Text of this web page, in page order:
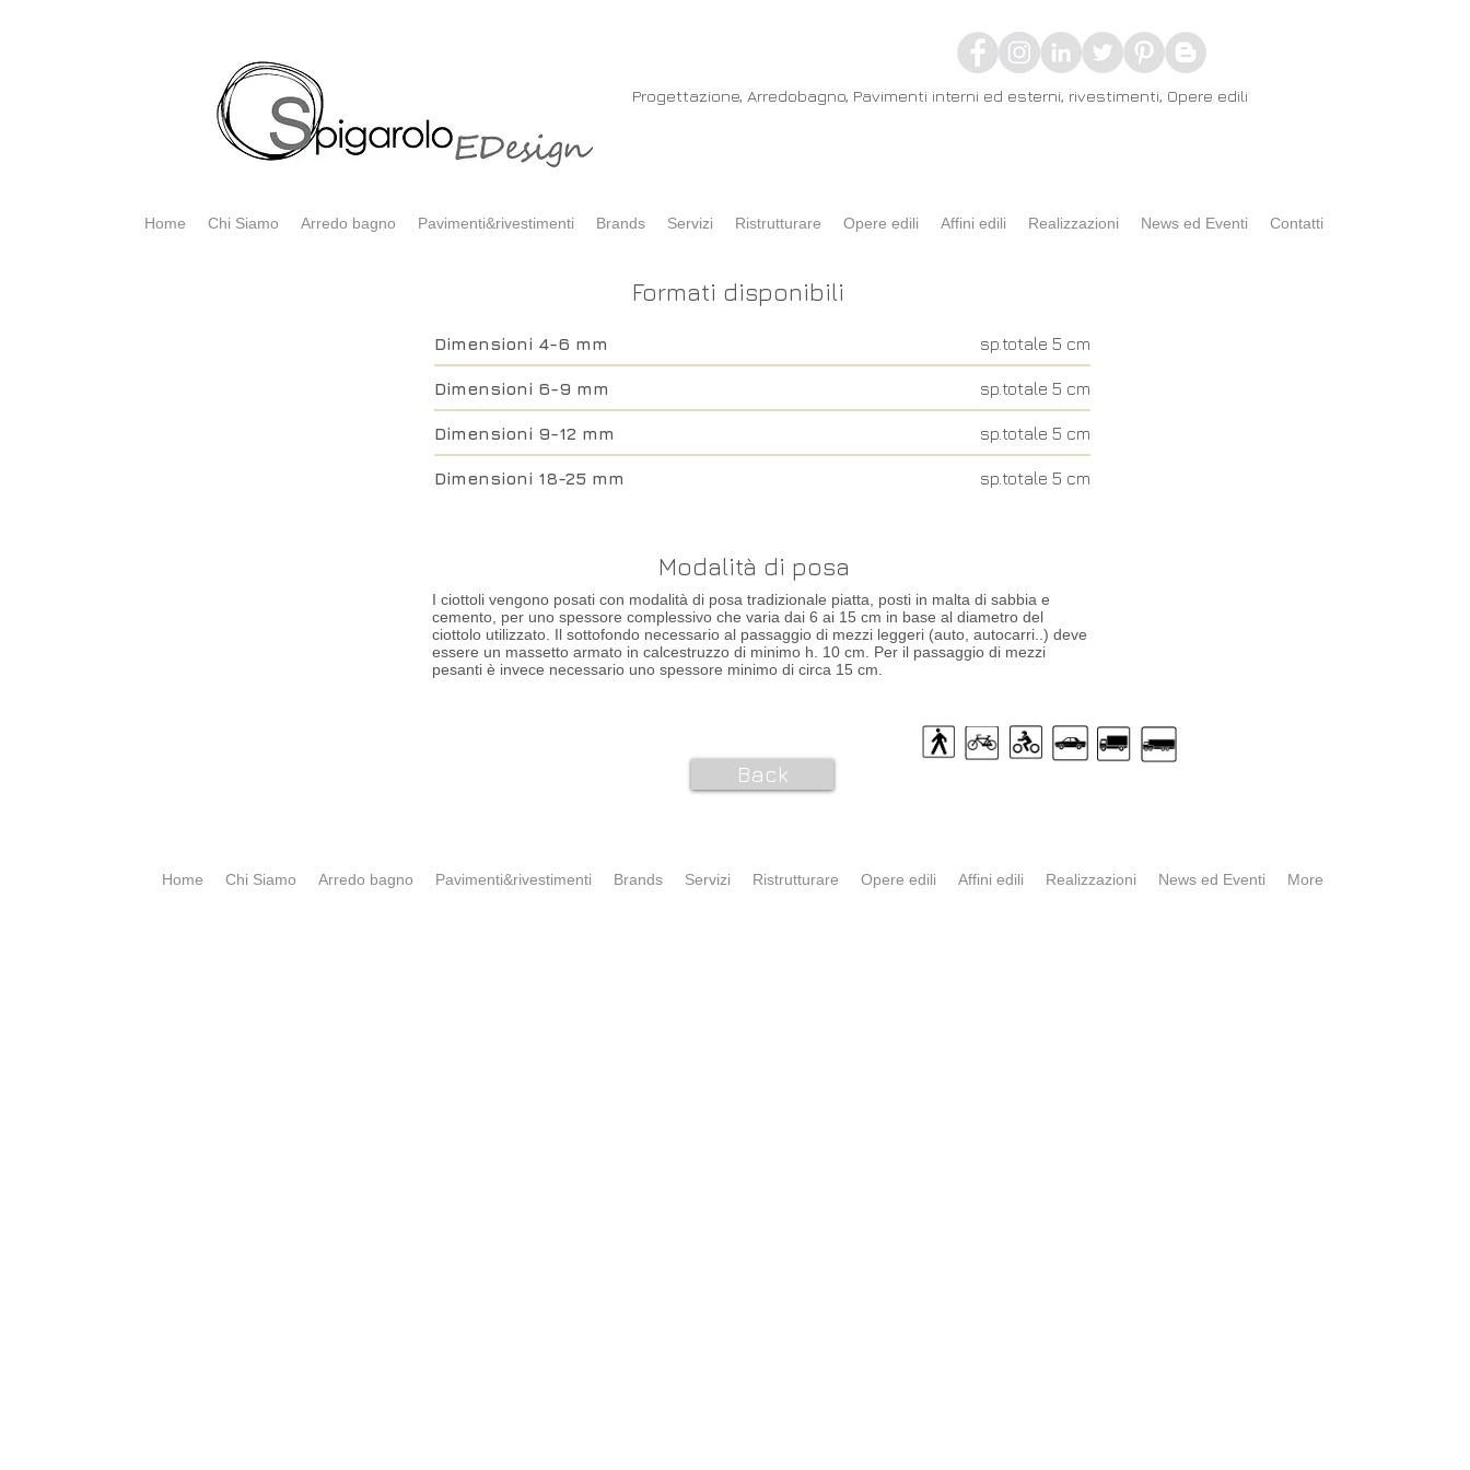
Home Chi Siamo Arredo bagno Pavimenti&rivestimenti Brands Servizi Ristrutturare Opere edili Affini edili Realizzazioni News ed Eventi Contatti
Progettazione, Arredobagno, Pavimenti interni ed esterni, rivestimenti, Opere edili
Formati disponibili
Dimensioni 4-6 mm sp.totale 5 cm
Dimensioni 6-9 mm sp.totale 5 cm
Dimensioni 9-12 mm sp.totale 5 cm
Dimensioni 18-25 mm sp.totale 5 cm
I ciottoli vengono posati con modalità di posa tradizionale piatta, posti in malta di sabbia e
cemento, per uno spessore complessivo che varia dai 6 ai 15 cm in base al diametro del
ciottolo utilizzato. Il sottofondo necessario al passaggio di mezzi leggeri (auto, autocarri..) deve
essere un massetto armato in calcestruzzo di minimo h. 10 cm. Per il passaggio di mezzi
pesanti è invece necessario uno spessore minimo di circa 15 cm.
Modalità di posa
Back
Home Chi Siamo Arredo bagno Pavimenti&rivestimenti Brands Servizi Ristrutturare Opere edili Affini edili Realizzazioni News ed Eventi More